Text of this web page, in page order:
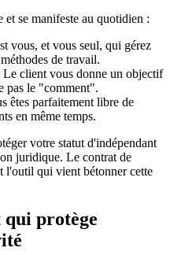
et se manifeste au quotidien :
vous, et vous seul, qui gérez
de travail.
Le client vous donne un objectif
pas le "comment".
êtes parfaitement libre de
en même temps.
votre statut d'indépendant
juridique. Le contrat de
l'outil qui vient bétonner cette
protège